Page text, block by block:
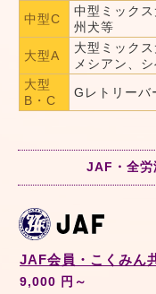
中型C
中型ミック
州犬等
大型A
大型ミック
メシアン、
大型
B・C
Gレトリーバ
JAF・全労
JAF会員・こくみん
9,000 円～